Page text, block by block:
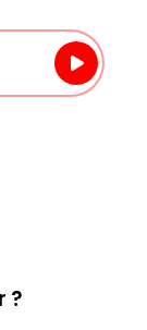
?